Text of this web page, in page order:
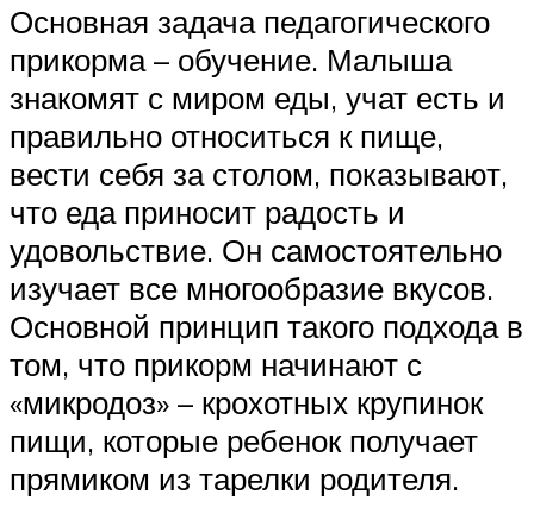
Основная задача педагогического
прикорма – обучение. Малыша
знакомят с миром еды, учат есть и
правильно относиться к пище,
вести себя за столом, показывают,
что еда приносит радость и
удовольствие. Он самостоятельно
изучает все многообразие вкусов.
Основной принцип такого подхода в
том, что прикорм начинают с
«микродоз» – крохотных крупинок
пищи, которые ребенок получает
прямиком из тарелки родителя.